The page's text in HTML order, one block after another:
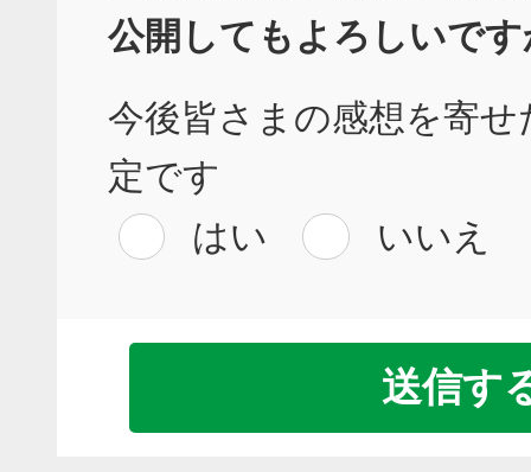
公開してもよろしいで
今後皆さまの感想を寄
定です
はい
いいえ